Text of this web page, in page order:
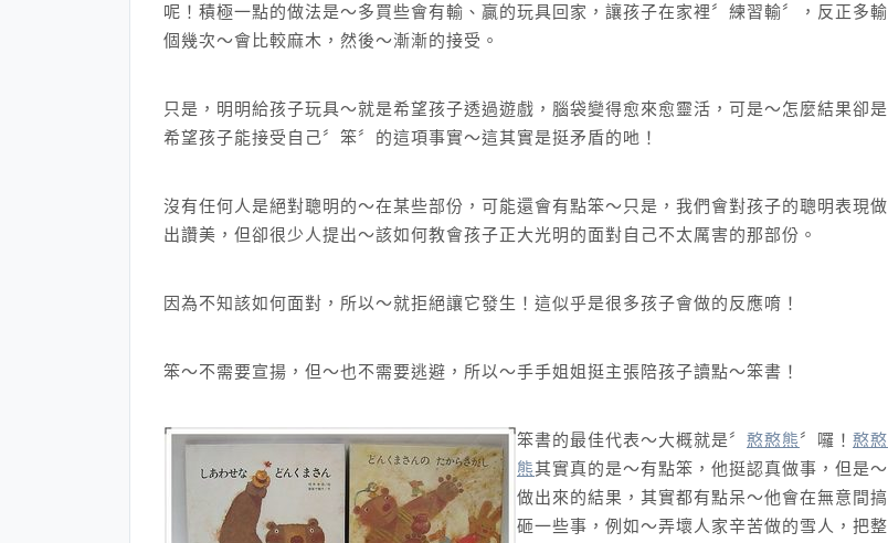
呢！積極一點的做法是～多買些會有輸、贏的玩具回家，讓孩子在家裡〞練習輸〞，反正多輸
個幾次～會比較麻木，然後～漸漸的接受。
只是，明明給孩子玩具～就是希望孩子透過遊戲，腦袋變得愈來愈靈活，可是～怎麼結果卻是
希望孩子能接受自己〞笨〞的這項事實～這其實是挺矛盾的吔！
沒有任何人是絕對聰明的～在某些部份，可能還會有點笨～只是，我們會對孩子的聰明表現做
出讚美，但卻很少人提出～該如何教會孩子正大光明的面對自己不太厲害的那部份。
因為不知該如何面對，所以～就拒絕讓它發生！這似乎是很多孩子會做的反應唷！
笨～不需要宣揚，但～也不需要逃避，所以～手手姐姐挺主張陪孩子讀點～笨書！
笨書的最佳代表～大概就是〞 憨憨熊〞囉！ 憨憨
熊其實真的是～有點笨，他挺認真做事，但是～
做出來的結果，其實都有點呆～他會在無意間搞
砸一些事，例如～弄壞人家辛苦做的雪人，把整